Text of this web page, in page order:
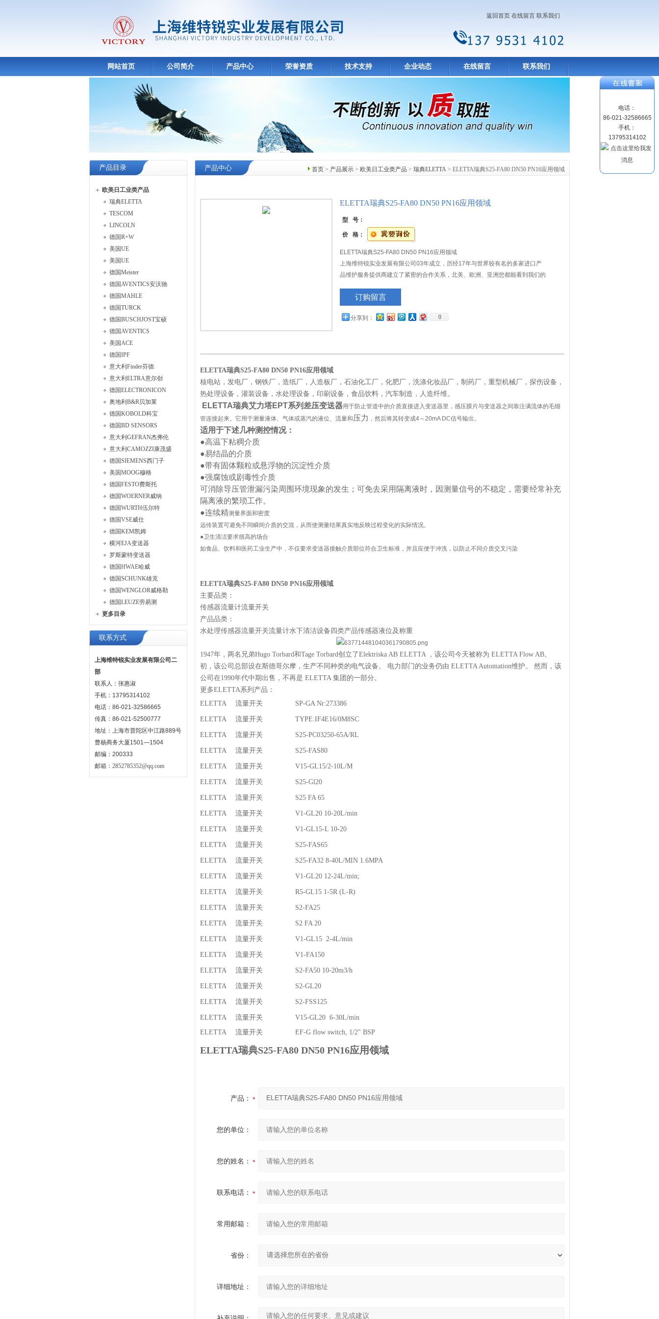
返回首页 在线留言 联系我们
网站首页 公司简介 产品中心 荣誉资质 技术支持 企业动态 在线留言 联系我们
产品目录
欧美日工业类产品
瑞典ELETTA
TESCOM
LINCOLN
德国R+W
美国UE
美国UE
德国Meister
德国AVENTICS安沃驰
德国MAHLE
德国TURCK
德国BUSCHJOST宝硕
德国AVENTICS
美国ACE
德国IPF
意大利Finder芬德
意大利ELTRA意尔创
德国ELECTRONICON
奥地利B&R贝加莱
德国KOBOLD科宝
德国BD SENSORS
意大利GEFRAN杰弗伦
意大利CAMOZZI康茂盛
德国SIEMENS西门子
美国MOOG穆格
德国FESTO费斯托
德国WOERNER威纳
德国WURTH伍尔特
德国VSE威仕
德国KEM凯姆
横河EJA变送器
罗斯蒙特变送器
德国HWAE哈威
德国SCHUNK雄克
德国WENGLOR威格勒
德国LEUZE劳易测
更多目录
联系方式
上海维特锐实业发展有限公司二
部
联系人：张惠淑
手机：13795314102
电话：86-021-32586665
传真：86-021-52500777
地址：上海市普陀区中江路889号
曹杨商务大厦1501—1504
邮编：200333
邮箱： 2852785352@qq.com
首页 > 产品展示 > 欧美日工业类产品 > 瑞典ELETTA > ELETTA瑞典S25-FA80 DN50 PN16应用领域
产品中心
ELETTA瑞典S25-FA80 DN50 PN16应用领域
型 号：
价 格：
ELETTA瑞典S25-FA80 DN50 PN16应用领域
上海维特锐实业发展有限公司03年成立，历经17年与世界较有名的多家进口产
品维护服务提供商建立了紧密的合作关系，北美、欧洲、亚洲您都能看到我们的
订购留言
分享到： 0
ELETTA瑞典S25-FA80 DN50 PN16应用领域
核电站，发电厂，钢铁厂，造纸厂，人造板厂，石油化工厂，化肥厂，洗涤化妆品厂，制药厂，重型机械厂，探伤设备，
热处理设备，灌装设备，水处理设备，印刷设备，食品饮料，汽车制造，人造纤维。
ELETTA瑞典艾力塔EPT系列差压变送器用于防止管道中的介质直接进入变送器里，感压膜片与变送器之间靠注满流体的毛细
管连接起来。它用于测量液体、气体或蒸汽的液位、流量和压力 ，然后将其转变成4～20mA DC信号输出。
适用于下述几种测控情况：
●高温下粘稠介质
●易结晶的介质
●带有固体颗粒或悬浮物的沉淀性介质
●强腐蚀或剧毒性介质
可消除导压管泄漏污染周围环境现象的发生；可免去采用隔离液时，因测量信号的不稳定，需要经常补充
隔离液的繁琐工作。
●连续精测量界面和密度
远传装置可避免不同瞬间介质的交混，从而使测量结果真实地反映过程变化的实际情况。
●卫生清洁要求很高的场合
如食品、饮料和医药工业生产中，不仅要求变送器接触介质部位符合卫生标准，并且应便于冲洗，以防止不同介质交叉污染
ELETTA瑞典S25-FA80 DN50 PN16应用领域
主要品类：
传感器流量计流量开关
产品品类：
水处理传感器流量开关流量计水下清洁设备四类产品传感器液位及称重
1947年，两名兄弟Hugo Torbard和Tage Torbard创立了Elektriska AB ELETTA ，该公司今天被称为 ELETTA Flow AB。
初，该公司总部设在斯德哥尔摩，生产不同种类的电气设备。 电力部门的业务仍由 ELETTA Automation维护。 然而，该
公司在1990年代中期出售，不再是 ELETTA 集团的一部分。
更多ELETTA系列产品：
ELETTA
流量开关 SP-GA Nr:273386
ELETTA 流量开关 TYPE:IF4E16/0M8SC
ELETTA 流量开关 S25-PC03250-65A/RL
ELETTA 流量开关 S25-FAS80
ELETTA 流量开关 V15-GL15/2-10L/M
ELETTA 流量开关 S25-Gl20
ELETTA 流量开关 S25 FA 65
ELETTA 流量开关 V1-GL20 10-20L/min
ELETTA 流量开关 V1-GL15-L 10-20
ELETTA 流量开关 S25-FAS65
ELETTA 流量开关 S25-FA32 8-40L/MIN 1.6MPA
ELETTA 流量开关 V1-GL20 12-24L/min;
ELETTA 流量开关 R5-GL15 1-5R (L-R)
ELETTA 流量开关 S2-FA25
ELETTA 流量开关 S2 FA 20
ELETTA 流量开关 V1-GL15 2-4L/min
ELETTA 流量开关 V1-FA150
ELETTA 流量开关 S2-FA50 10-20m3/h
ELETTA 流量开关 S2-GL20
ELETTA 流量开关 S2-FSS125
ELETTA 流量开关
V15-GL20 6-30L/min
ELETTA
流量开关 EF-G flow switch, 1/2" BSP
ELETTA瑞典S25-FA80 DN50 PN16应用领域
产品：
您的单位：
您的姓名：
联系电话：
常用邮箱：
省份：
详细地址：
电话：
86-021-32586665
手机：
13795314102